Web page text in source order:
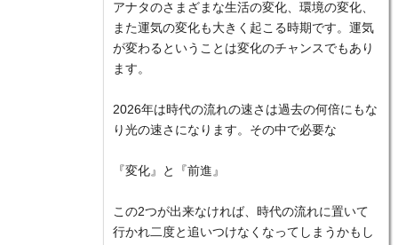
アナタのさまざまな生活の変化、環境の変化、
また運気の変化も大きく起こる時期です。運気
が変わるということは変化のチャンスでもあり
ます。
2026年は時代の流れの速さは過去の何倍にもな
り光の速さになります。その中で必要な
『変化』と『前進』
この2つが出来なければ、時代の流れに置いて
行かれ二度と追いつけなくなってしまうかもし